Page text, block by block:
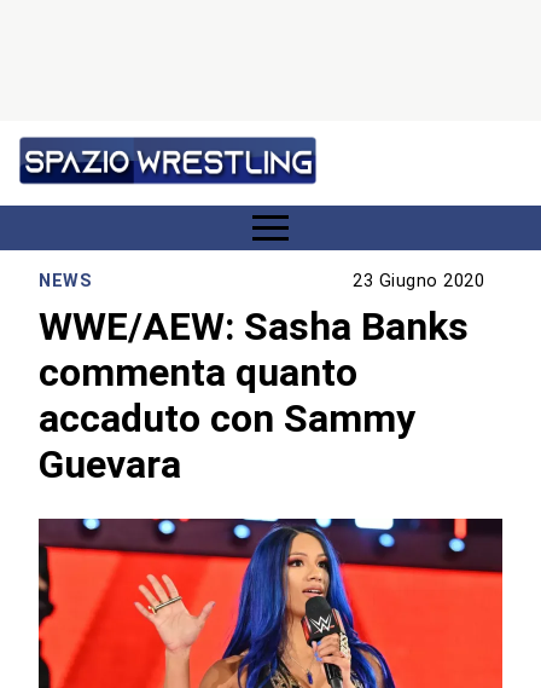
NEWS 23 Giugno 2020
WWE/AEW: Sasha Banks
commenta quanto
accaduto con Sammy
Guevara